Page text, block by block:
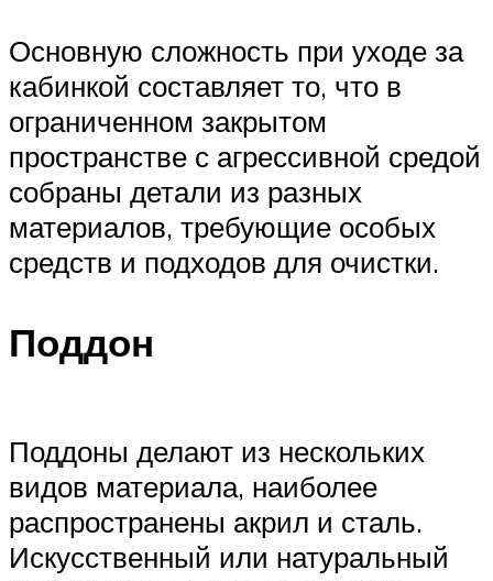
Основную сложность при уходе за
кабинкой составляет то, что в
ограниченном закрытом
пространстве с агрессивной средой
собраны детали из разных
материалов, требующие особых
средств и подходов для очистки.
Поддон
Поддоны делают из нескольких
видов материала, наиболее
распространены акрил и сталь.
Искусственный или натуральный